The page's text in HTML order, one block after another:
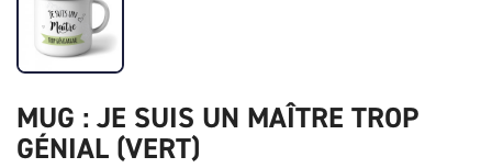
MUG : JE SUIS UN MAÎTRE TROP
GÉNIAL (VERT)